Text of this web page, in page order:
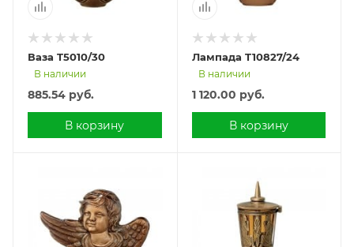
Ваза T5010/30
В наличии
885.54 руб.
В корзину
Лампада T10827/24
В наличии
1 120.00 руб.
В корзину